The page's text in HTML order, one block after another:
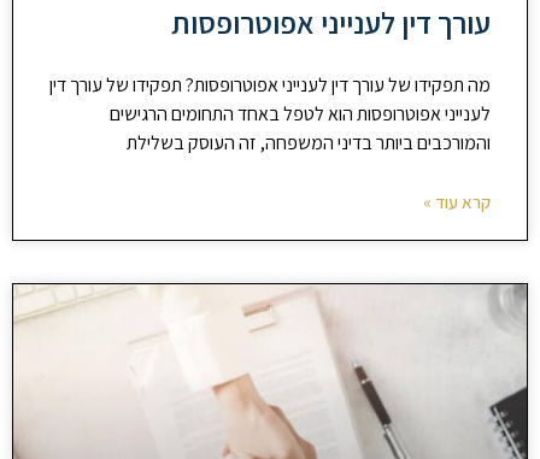
עורך דין לענייני אפוטרופסות
מה תפקידו של עורך דין לענייני אפוטרופסות? תפקידו של עורך דין
לענייני אפוטרופסות הוא לטפל באחד התחומים הרגישים
והמורכבים ביותר בדיני המשפחה, זה העוסק בשלילת
קרא עוד »